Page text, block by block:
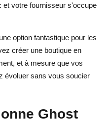
et votre fournisseur s'occupe
option fantastique pour les
créer une boutique en
et à mesure que vos
évoluer sans vous soucier
Ghost